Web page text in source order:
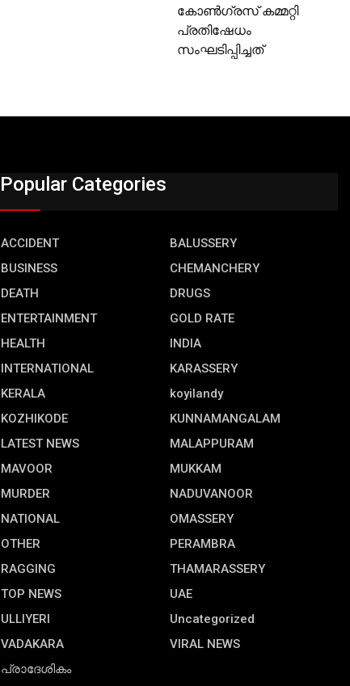
കോണ്‍ഗ്രസ് കമ്മറ്റി
പ്രതിഷേധം
സംഘടിപ്പിച്ചത്
Popular Categories
ACCIDENT
BALUSSERY
BUSINESS
CHEMANCHERY
DEATH
DRUGS
ENTERTAINMENT
GOLD RATE
HEALTH
INDIA
INTERNATIONAL
KARASSERY
KERALA
koyilandy
KOZHIKODE
KUNNAMANGALAM
LATEST NEWS
MALAPPURAM
MAVOOR
MUKKAM
MURDER
NADUVANOOR
NATIONAL
OMASSERY
OTHER
PERAMBRA
RAGGING
THAMARASSERY
TOP NEWS
UAE
ULLIYERI
Uncategorized
VADAKARA
VIRAL NEWS
പ്രാദേശികം